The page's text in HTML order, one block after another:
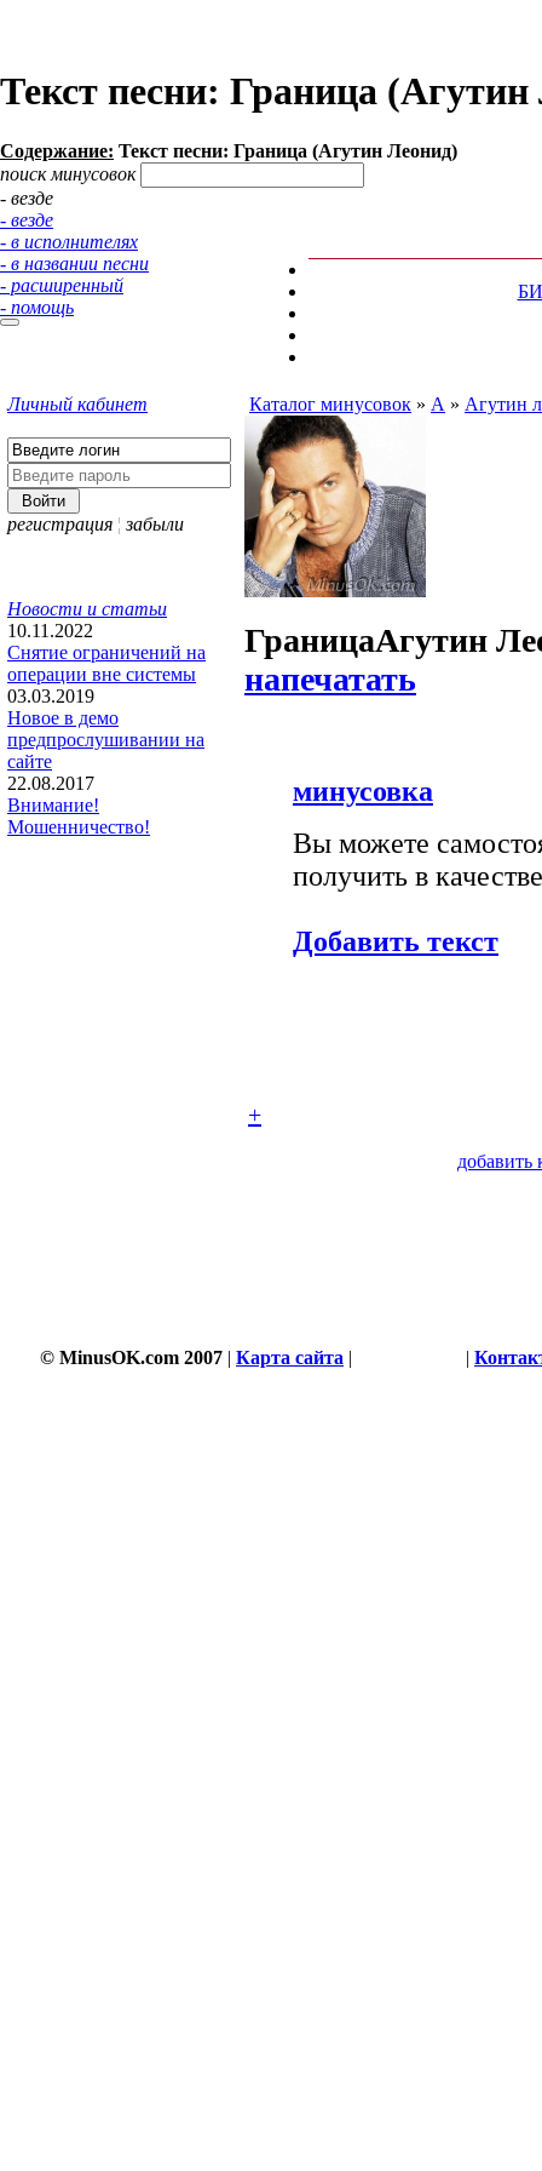
Текст песни: Граница
Содержание: Текст песни: Граница (Агутин Леонид)
поиск минусовок
- везде
- везде
- в исполнителях
- в названии песни
- расширенный
- помощь
Личный кабинет
регистрация ¦ забыли
Новости и статьи
10.11.2022
Снятие ограничений на
операции вне системы
03.03.2019
Новое в демо
предпрослушивании на
сайте
22.08.2017
Внимание!
Мошенничество!
Каталог минусовок » А » Агутин
ГраницаАгутин
напечатать
минусовка
Вы можете
получить в
Добавить текст
+
добавить
© MinusOK.com 2007 | Карта сайта | |